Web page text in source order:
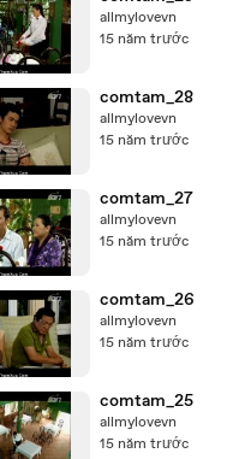
allmylovevn
15 năm trước
comtam_28
allmylovevn
15 năm trước
comtam_27
allmylovevn
15 năm trước
comtam_26
allmylovevn
15 năm trước
comtam_25
allmylovevn
15 năm trước